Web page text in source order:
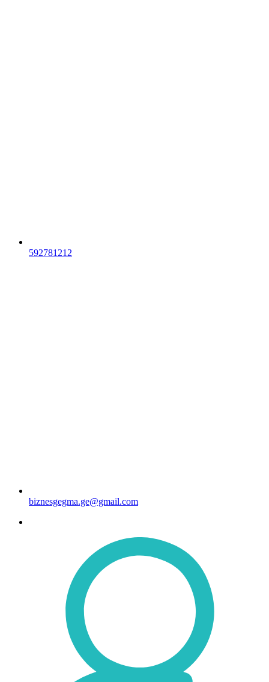
592781212
biznesgegma.ge@gmail.com